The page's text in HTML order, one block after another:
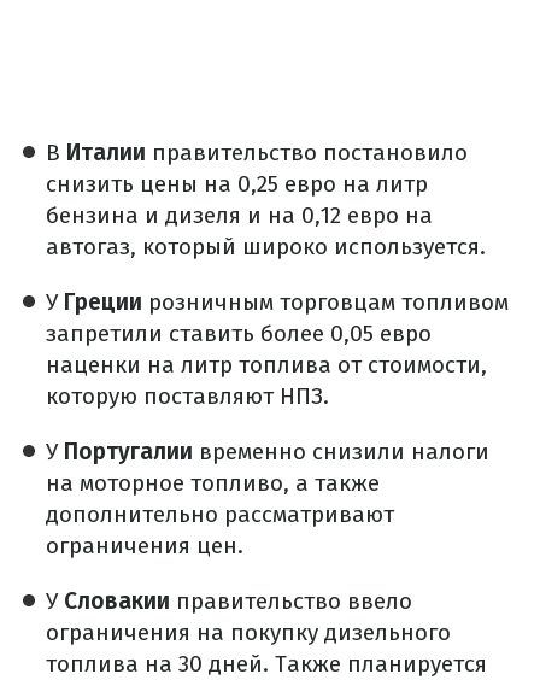
В Италии правительство постановило
снизить цены на 0,25 евро на литр
бензина и дизеля и на 0,12 евро на
автогаз, который широко используется.
УГреции розничным торговцам топливом
запретили ставить более 0,05 евро
наценки на литр топлива от стоимости,
которую поставляют НПЗ.
У Португалии временно снизили налоги
на моторное топливо, а также
дополнительно рассматривают
ограничения цен.
У Словакии правительство ввело
ограничения на покупку дизельного
топлива на 30 дней. Также планируется